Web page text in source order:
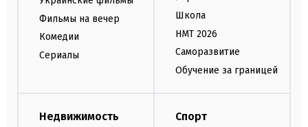
Фильмы на вечер
Комедии
Сериалы
Школа
НМТ 2026
Саморазвитие
Обучение за границей
Недвижимость Спорт